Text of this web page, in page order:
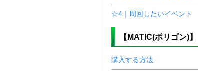
☆4｜周回したいイベント
【MATIC(ポリゴン)】
購入する方法